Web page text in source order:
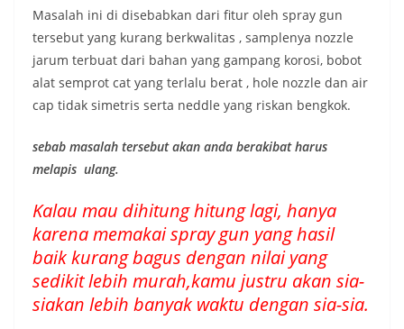
Masalah ini di disebabkan dari fitur oleh spray gun
tersebut yang kurang berkwalitas , samplenya nozzle
jarum terbuat dari bahan yang gampang korosi, bobot
alat semprot cat yang terlalu berat , hole nozzle dan air
cap tidak simetris serta neddle yang riskan bengkok.
sebab masalah tersebut akan anda berakibat harus
melapis ulang.
Kalau mau dihitung hitung lagi, hanya
karena memakai spray gun yang hasil
baik kurang bagus dengan nilai yang
sedikit lebih murah,kamu justru akan sia-
siakan lebih banyak waktu dengan sia-sia.